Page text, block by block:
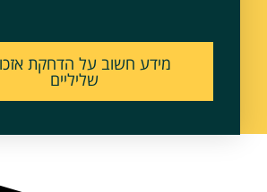
מידע חשוב על הדחקת
שליליים